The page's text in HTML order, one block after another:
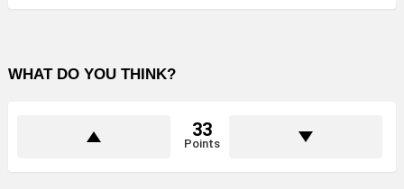
WHAT DO YOU THINK?
33
Points